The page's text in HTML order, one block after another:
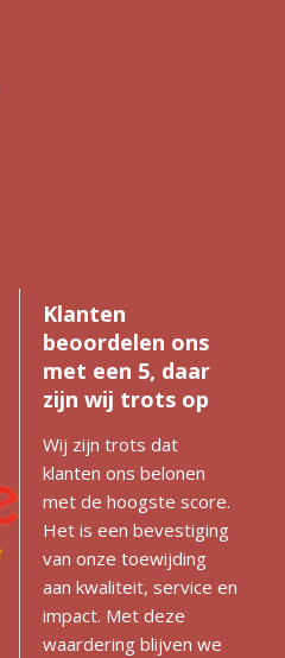
Klanten
beoordelen ons
met een 5, daar
zijn wij trots op
Wij zijn trots dat
klanten ons belonen
met de hoogste score.
Het is een bevestiging
van onze toewijding
aan kwaliteit, service en
impact. Met deze
waardering blijven we